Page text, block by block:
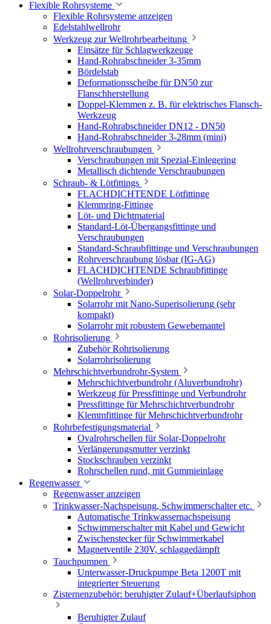
Flexible Rohrsysteme
Flexible Rohrsysteme anzeigen
Edelstahlwellrohr
Werkzeug zur Wellrohrbearbeitung
Einsätze für Schlagwerkzeuge
Hand-Rohrabschneider 3-35mm
Bördelstab
Deformationsscheibe für DN50 zur
Flanschherstellung
Doppel-Klemmen z. B. für elektrisches Flansch-
Werkzeug
Hand-Rohrabschneider DN12 - DN50
Hand-Rohrabschneider 3-28mm (mini)
Wellrohrverschraubungen
Verschraubungen mit Spezial-Einlegering
Metallisch dichtende Verschraubungen
Schraub- & Lötfittings
FLACHDICHTENDE Lötfittinge
Klemmring-Fittinge
Löt- und Dichtmaterial
Standard-Löt-Übergangsfittinge und
Verschraubungen
Standard-Schraubfittinge und Verschraubungen
Rohrverschraubung lösbar (IG-AG)
FLACHDICHTENDE Schraubfittinge
(Wellrohrverbinder)
Solar-Doppelrohr
Solarrohr mit Nano-Superisolierung (sehr
kompakt)
Solarrohr mit robustem Gewebemantel
Rohrisolierung
Zubehör Rohrisolierung
Solarrohrisolierung
Mehrschichtverbundrohr-System
Mehrschichtverbundrohr (Aluverbundrohr)
Werkzeug für Pressfittinge und Verbundrohr
Pressfittinge für Mehrschichtverbundrohr
Klemmfittinge für Mehrschichtverbundrohr
Rohrbefestigungsmaterial
Ovalrohrschellen für Solar-Doppelrohr
Verlängerungsmutter verzinkt
Stockschrauben verzinkt
Rohrschellen rund, mit Gummieinlage
Regenwasser
Regenwasser anzeigen
Trinkwasser-Nachspeisung, Schwimmerschalter etc.
Automatische Trinkwassernachspeisung
Schwimmerschalter mit Kabel und Gewicht
Zwischenstecker für Schwimmerkabel
Magnetventile 230V, schlaggedämpft
Tauchpumpen
Unterwasser-Druckpumpe Beta 1200T mit
integrierter Steuerung
Zisternenzubehör: beruhigter Zulauf+Überlaufsiphon
Beruhigter Zulauf